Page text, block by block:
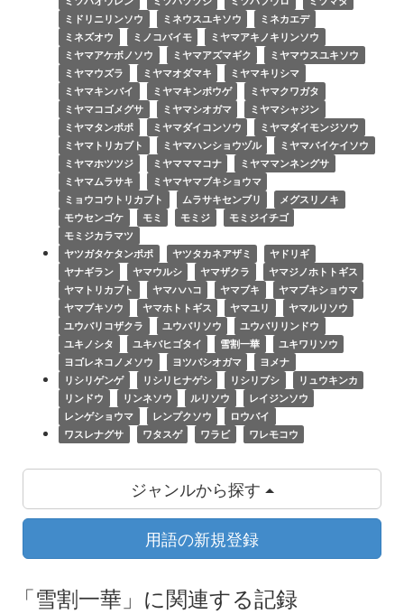
ミドリニリンソウ
ミネウスユキソウ
ミネカエデ
ミネズオウ
ミノコバイモ
ミヤマアキノキリンソウ
ミヤマアケボノソウ
ミヤマアズマギク
ミヤマウスユキソウ
ミヤマウズラ
ミヤマオダマキ
ミヤマキリシマ
ミヤマキンバイ
ミヤマキンポウゲ
ミヤマクワガタ
ミヤマコゴメグサ
ミヤマシオガマ
ミヤマシャジン
ミヤマタンポポ
ミヤマダイコンソウ
ミヤマダイモンジソウ
ミヤマトリカブト
ミヤマハンショウヅル
ミヤマバイケイソウ
ミヤマホツツジ
ミヤマママコナ
ミヤママンネングサ
ミヤマムラサキ
ミヤマヤマブキショウマ
ミョウコウトリカブト
ムラサキセンブリ
メグスリノキ
モウセンゴケ
モミ モミジ
モミジイチゴ
モミジカラマツ
ヤツガタケタンポポ
ヤツタカネアザミ
ヤドリギ
ヤナギラン
ヤマウルシ ヤマザクラ
ヤマジノホトトギス
ヤマトリカブト
ヤマハハコ ヤマブキ
ヤマブキショウマ
ヤマブキソウ
ヤマホトトギス ヤマユリ
ヤマルリソウ
ユウバリコザクラ
ユウバリソウ
ユウバリリンドウ
ユキノシタ
ユキバヒゴタイ 雪割一華
ユキワリソウ
ヨゴレネコノメソウ
ヨツバシオガマ
ヨメナ
リシリゲンゲ
リシリヒナゲシ リシリブシ
リュウキンカ
リンドウ
リンネソウ ルリソウ
レイジンソウ
レンゲショウマ
レンプクソウ
ロウバイ
ワスレナグサ
ワタスゲ ワラビ ワレモコウ
ジャンルから探す
用語の新規登録
「雪割一華」に関連する記録